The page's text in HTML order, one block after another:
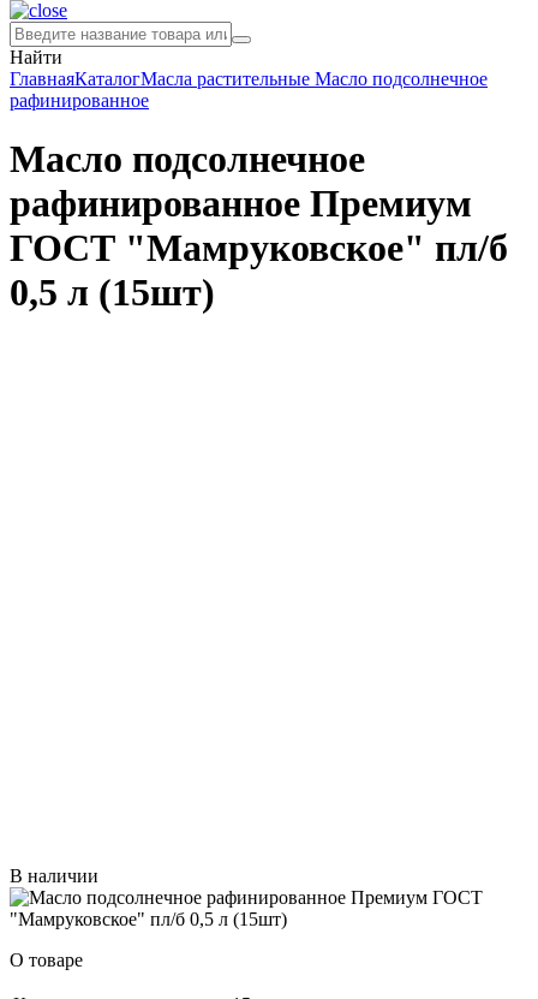
Найти
ГлавнаяКаталогМасла растительные Масло подсолнечное
рафинированное
Масло подсолнечное
рафинированное Премиум
ГОСТ "Мамруковское" пл/б
0,5 л (15шт)
В наличии
О товаре